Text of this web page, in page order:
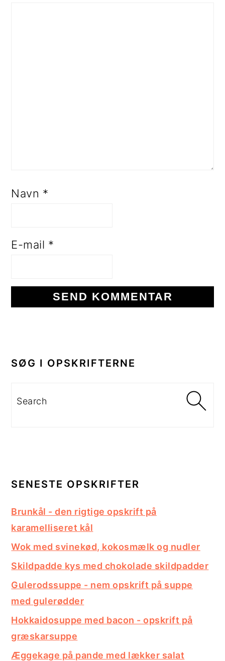
Navn *
E-mail *
SIDEBAR
SØG I OPSKRIFTERNE
Search
SENESTE OPSKRIFTER
Brunkål - den rigtige opskrift på
karamelliseret kål
Wok med svinekød, kokosmælk og nudler
Skildpadde kys med chokolade skildpadder
Gulerodssuppe - nem opskrift på suppe
med gulerødder
Hokkaidosuppe med bacon - opskrift på
græskarsuppe
Æggekage på pande med lækker salat